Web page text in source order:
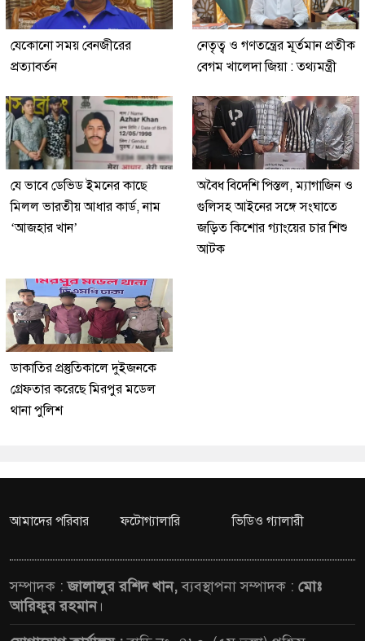
যেকোনো সময় বেনজীরের
প্রত্যাবর্তন
নেতৃত্ব ও গণতন্ত্রের মূর্তমান প্রতীক
বেগম খালেদা জিয়া : তথ্যমন্ত্রী
যে ভাবে ডেভিড ইমনের কাছে
মিলল ভারতীয় আধার কার্ড, নাম
‘আজহার খান’
অবৈধ বিদেশি পিস্তল, ম্যাগাজিন ও
গুলিসহ আইনের সঙ্গে সংঘাতে
জড়িত কিশোর গ্যাংয়ের চার শিশু
আটক
ডাকাতির প্রস্তুতিকালে দুইজনকে
গ্রেফতার করেছে মিরপুর মডেল
থানা পুলিশ
আমাদের পরিবার ফটোগ্যালারি ভিডিও গ্যালারী
সম্পাদক :জালালুর রশিদ খান,ব্যবস্থাপনা সম্পাদক : মোঃ
আরিফুর রহমান।